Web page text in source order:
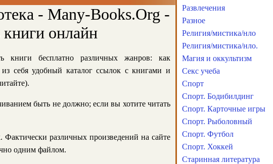
- Many-Books.Org -
книги онлайн
книги бесплатно различных жанров: как
себя удобный каталог ссылок с книгами и
быть не должно; если вы хотите читать
различных произведений на сайте
одним файлом.
Развлечения
Разное
Религия/мистика/нло
Религия/мистика/нло.
Магия и оккультизм
Секс учеба
Спорт
Спорт. Бодибилдинг
Спорт. Карточные игры
Спорт. Рыболовный
Спорт. Футбол
Спорт. Хоккей
Старинная литература